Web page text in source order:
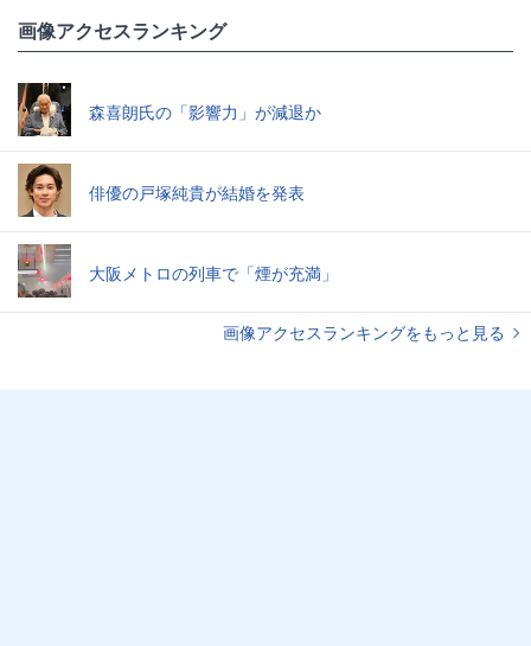
画像アクセスランキング
森喜朗氏の「影響力」が減退か
俳優の戸塚純貴が結婚を発表
大阪メトロの列車で「煙が充満」
画像アクセスランキングをもっと見る